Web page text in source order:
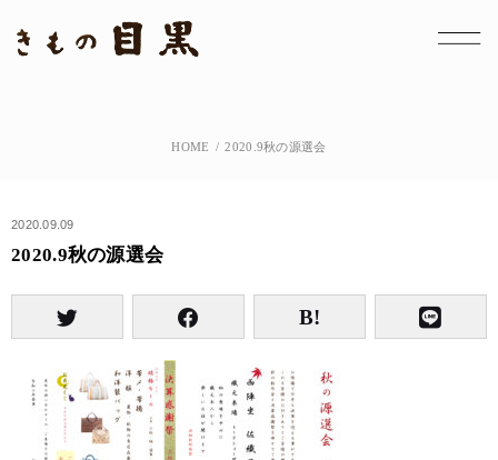
HOME 2020.9秋の源選会
2020.09.09
2020.9秋の源選会